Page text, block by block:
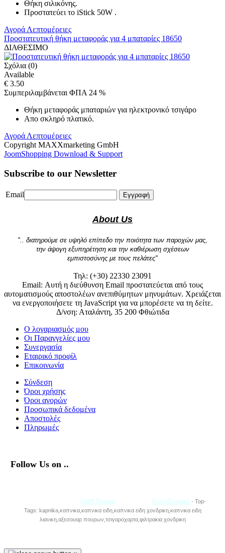
Θήκη σιλικόνης.
Προστατεύει το iStick 50W .
Αγορά Λεπτομέρειες
Προστατευτική θήκη μεταφοράς για 4 μπαταρίες 18650
ΔΙΑΘΕΣΙΜΟ
Σχόλια (0)
Available
€ 3.50
Συμπεριλαμβάνεται ΦΠΑ 24 %
Θήκη μεταφοράς μπαταριών για ηλεκτρονικό τσιγάρο
Απο σκληρό πλατικό.
Αγορά Λεπτομέρειες
Copyright MAXXmarketing GmbH
JoomShopping Download & Support
Subscribe to our Newsletter
Email Εγγραφή
About Us
".. διατηρούμε σε υψηλό επίπεδο την ποιότητα των παροχών μας,
την άψογη εξυπηρέτηση και την καθιέρωση σχέσεων
εμπιστοσύνης με τους πελάτες"
Τηλ: (+30) 22330 23091
Email: Αυτή η διεύθυνση Email προστατεύεται από τους
αυτοματισμούς αποστολέων ανεπιθύμητων μηνυμάτων. Χρειάζεται
να ενεργοποιήσετε τη JavaScript για να μπορέσετε να τη δείτε.
Δ/νση: Αταλάντη, 35 200 Φθιώτιδα
Ο λογαριασμός μου
Οι Παραγγελίες μου
Συνεργασία
Εταιρικό προφίλ
Επικοινωνία
Σύνδεση
Όροι χρήσης
Όροι αγορών
Προσωπικά δεδομένα
Αποστολές
Πληρωμές
Follow Us on ..
SetIN Designs Host eDomains - Top-
Tags: kapnika,καπνικα,καπνικα ειδη,καπνικα ειδη χονδρικη,καπνικα ειδη
λιανικη,αξεσουαρ πουρων,τσιγαροχαρτα,φιλτρακια χονδρικη